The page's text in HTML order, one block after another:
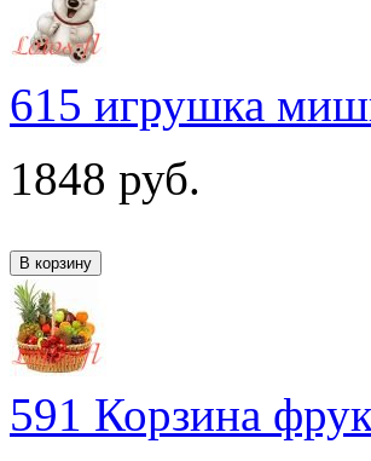
615 игрушка
1848 руб.
591 Корзина